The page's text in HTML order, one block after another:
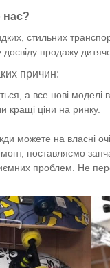
нас?
стильних
продажу
причин:
а все нові моделі
кращі ціни на ринку.
можете на власні
поставляємо
проблем. Не